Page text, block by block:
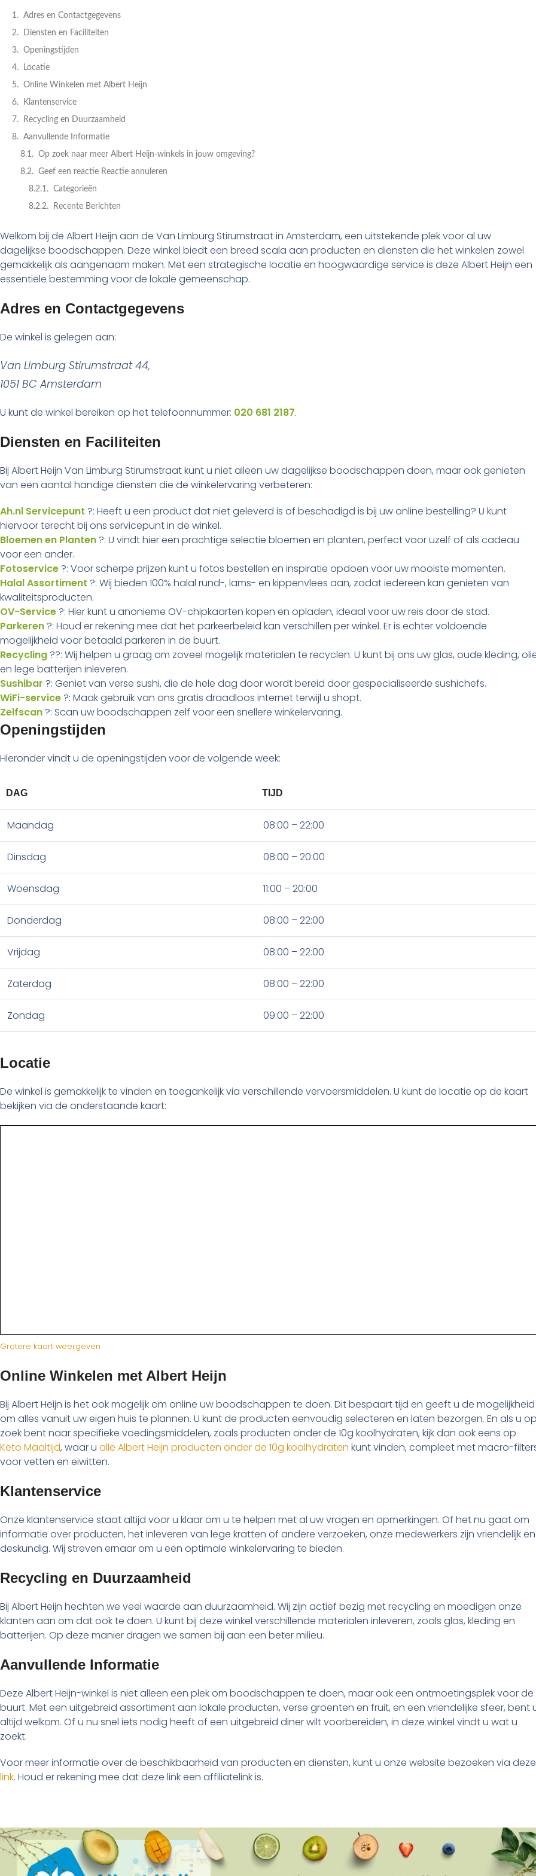
Adres en Contactgegevens
Diensten en Faciliteiten
Openingstijden
Locatie
Online Winkelen met Albert Heijn
Klantenservice
Recycling en Duurzaamheid
Aanvullende Informatie
Op zoek naar meer Albert Heijn-winkels in jouw omgeving?
Geef een reactie Reactie annuleren
Categorieën
Recente Berichten
Welkom bij de Albert Heijn aan de Van Limburg Stirumstraat in Amsterdam, een uitstekende plek voor al uw
dagelijkse boodschappen. Deze winkel biedt een breed scala aan producten en diensten die het winkelen zowel
gemakkelijk als aangenaam maken. Met een strategische locatie en hoogwaardige service is deze Albert Heijn een
essentiële bestemming voor de lokale gemeenschap.
Adres en Contactgegevens
De winkel is gelegen aan:
Van Limburg Stirumstraat 44,
1051 BC Amsterdam
U kunt de winkel bereiken op het telefoonnummer: 020 681 2187.
Diensten en Faciliteiten
Bij Albert Heijn Van Limburg Stirumstraat kunt u niet alleen uw dagelijkse boodschappen doen, maar ook genieten
van een aantal handige diensten die de winkelervaring verbeteren:
Ah.nl Servicepunt ?: Heeft u een product dat niet geleverd is of beschadigd is bij uw online bestelling? U kunt
hiervoor terecht bij ons servicepunt in de winkel.
Bloemen en Planten ?: U vindt hier een prachtige selectie bloemen en planten, perfect voor uzelf of als cadeau
voor een ander.
Fotoservice ?: Voor scherpe prijzen kunt u fotos bestellen en inspiratie opdoen voor uw mooiste momenten.
Halal Assortiment ?: Wij bieden 100% halal rund-, lams- en kippenvlees aan, zodat iedereen kan genieten van
kwaliteitsproducten.
OV-Service ?: Hier kunt u anonieme OV-chipkaarten kopen en opladen, ideaal voor uw reis door de stad.
Parkeren ?: Houd er rekening mee dat het parkeerbeleid kan verschillen per winkel. Er is echter voldoende
mogelijkheid voor betaald parkeren in de buurt.
Recycling ??: Wij helpen u graag om zoveel mogelijk materialen te recyclen. U kunt bij ons uw glas, oude kleding,
en lege batterijen inleveren.
Sushibar ?: Geniet van verse sushi, die de hele dag door wordt bereid door gespecialiseerde sushichefs.
WiFi-service ?: Maak gebruik van ons gratis draadloos internet terwijl u shopt.
Zelfscan ?: Scan uw boodschappen zelf voor een snellere winkelervaring.
Openingstijden
Hieronder vindt u de openingstijden voor de volgende week:
DAG TIJD
Maandag 08:00 – 22:00
Dinsdag 08:00 – 20:00
Woensdag 11:00 – 20:00
Donderdag 08:00 – 22:00
Vrijdag 08:00 – 22:00
Zaterdag 08:00 – 22:00
Zondag 09:00 – 22:00
Locatie
De winkel is gemakkelijk te vinden en toegankelijk via verschillende vervoersmiddelen. U kunt de locatie op de kaart
bekijken via de onderstaande kaart:
Grotere kaart weergeven
Online Winkelen met Albert Heijn
Bij Albert Heijn is het ook mogelijk om online uw boodschappen te doen. Dit bespaart tijd en geeft u de mogelijkheid
om alles vanuit uw eigen huis te plannen. U kunt de producten eenvoudig selecteren en laten bezorgen. En als u
zoek bent naar specifieke voedingsmiddelen, zoals producten onder de 10g koolhydraten, kijk dan ook eens op
Keto Maaltijd, waar u alle Albert Heijn producten onder de 10g koolhydraten kunt vinden, compleet met macro-
voor vetten en eiwitten.
Klantenservice
Onze klantenservice staat altijd voor u klaar om u te helpen met al uw vragen en opmerkingen. Of het nu gaat om
informatie over producten, het inleveren van lege kratten of andere verzoeken, onze medewerkers zijn vriendelijk en
deskundig. Wij streven ernaar om u een optimale winkelervaring te bieden.
Recycling en Duurzaamheid
Bij Albert Heijn hechten we veel waarde aan duurzaamheid. Wij zijn actief bezig met recycling en moedigen onze
klanten aan om dat ook te doen. U kunt bij deze winkel verschillende materialen inleveren, zoals glas, kleding en
batterijen. Op deze manier dragen we samen bij aan een beter milieu.
Aanvullende Informatie
Deze Albert Heijn-winkel is niet alleen een plek om boodschappen te doen, maar ook een ontmoetingsplek voor de
buurt. Met een uitgebreid assortiment aan lokale producten, verse groenten en fruit, en een vriendelijke sfeer, bent
altijd welkom. Of u nu snel iets nodig heeft of een uitgebreid diner wilt voorbereiden, in deze winkel vindt u wat u
zoekt.
Voor meer informatie over de beschikbaarheid van producten en diensten, kunt u onze website bezoeken via deze
link. Houd er rekening mee dat deze link een affiliatelink is.